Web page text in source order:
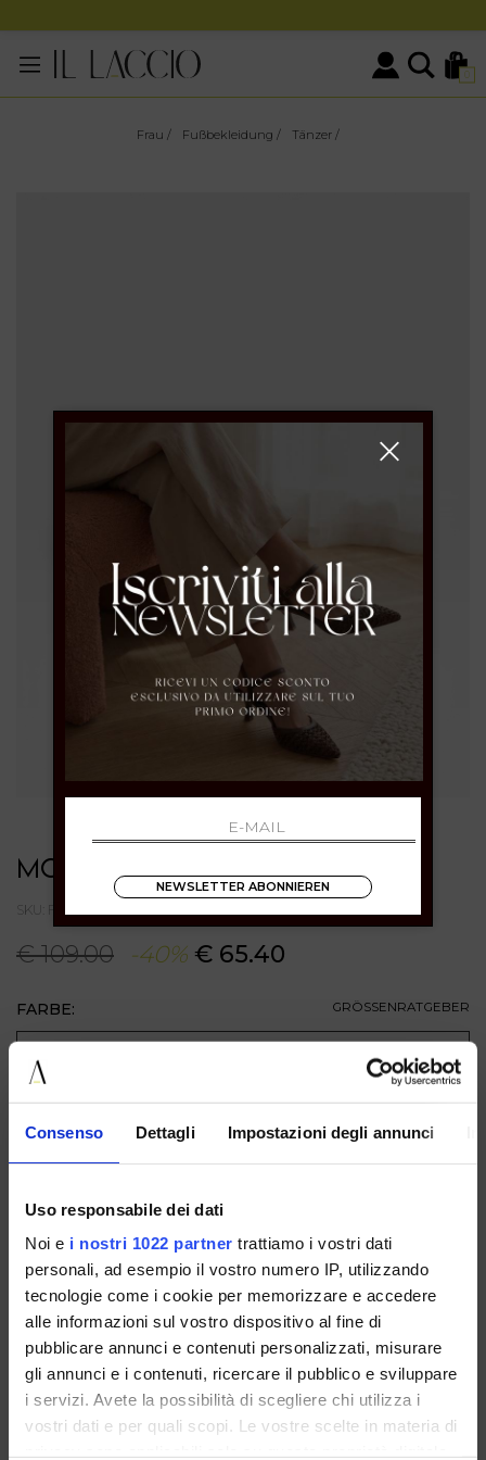
Consenso Dettagli Impostazioni degli annunci
Uso responsabile dei dati
Noi e i nostri 1022 partner trattiamo i vostri dati
personali, ad esempio il vostro numero IP, utilizzando
tecnologie come i cookie per memorizzare e accedere
alle informazioni sul vostro dispositivo al fine di
pubblicare annunci e contenuti personalizzati, misurare
gli annunci e i contenuti, ricercare il pubblico e sviluppare
i servizi. Avete la possibilità di scegliere chi utilizza i
vostri dati e per quali scopi. Le vostre scelte in materia di
0
Frau / Fußbekleidung / Tänzer/
MORMORA
SKU: F248005A51LEATHERBURGUNDY
€ 109.00 -40% € 65.40
FARBE: GRÖSSENRATGEBER
ZUM WARENKORB HINZUFÜGEN
VERFÜGBAR IN
NEWSLETTER ABONNIEREN